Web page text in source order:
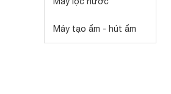
Máy tạo ẩm - hút ẩm